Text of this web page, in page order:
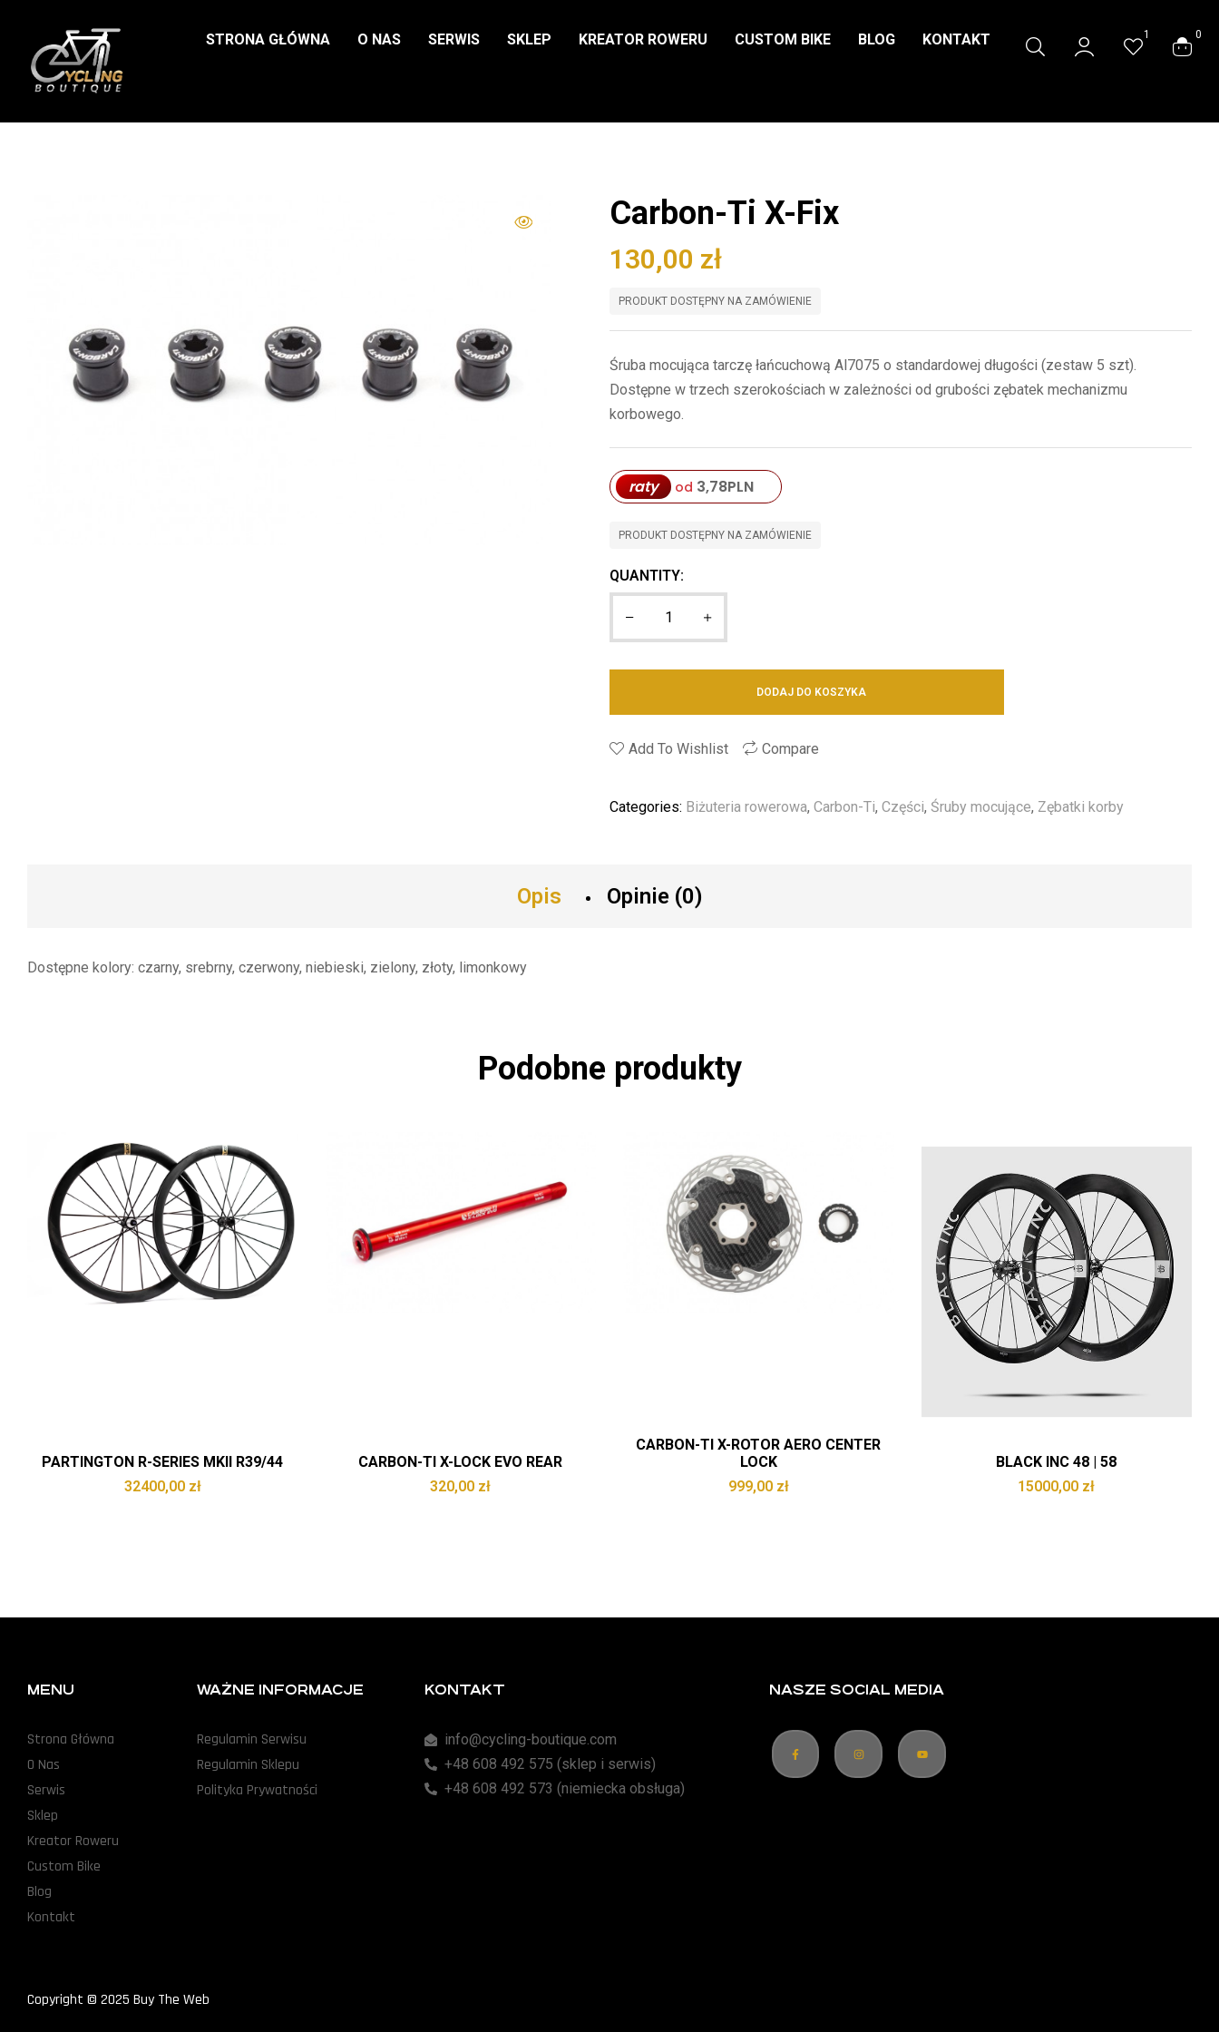
STRONA GŁÓWNA O NAS SERWIS SKLEP KREATOR ROWERU CUSTOM BIKE BLOG KONTAKT 1 0
Carbon-Ti X-Fix
130,00 zł
PRODUKT DOSTĘPNY NA ZAMÓWIENIE
Śruba mocująca tarczę łańcuchową Al7075 o standardowej długości (zestaw 5 szt).
Dostępne w trzech szerokościach w zależności od grubości zębatek mechanizmu
korbowego.
raty od 3,78PLN
PRODUKT DOSTĘPNY NA ZAMÓWIENIE
QUANTITY:
DODAJ DO KOSZYKA
Add To Wishlist Compare
Categories: Biżuteria rowerowa, Carbon-Ti, Części, Śruby mocujące, Zębatki korby
Opis Opinie (0)
Dostępne kolory: czarny, srebrny, czerwony, niebieski, zielony, złoty, limonkowy
Podobne produkty
PARTINGTON R-SERIES MKII R39/44
32400,00 zł
CARBON-TI X-LOCK EVO REAR
320,00 zł
CARBON-TI X-ROTOR AERO CENTER
LOCK
999,00 zł
BLACK INC 48 | 58
15000,00 zł
MENU
Strona Główna
O Nas
Serwis
Sklep
Kreator Roweru
Custom Bike
Blog
Kontakt
WAŻNE INFORMACJE
Regulamin Serwisu
Regulamin Sklepu
Polityka Prywatności
KONTAKT
info@cycling-boutique.com
+48 608 492 575 (sklep i serwis)
+48 608 492 573 (niemiecka obsługa)
NASZE SOCIAL MEDIA
Copyright © 2025 Buy The Web